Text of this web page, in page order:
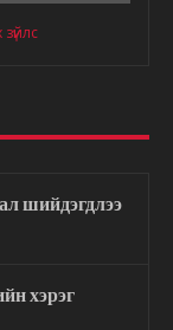
шийдэгдлээ
хэрэг